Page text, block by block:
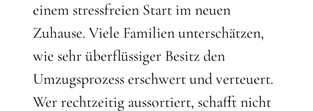
einem stressfreien Start im neuen
Zuhause. Viele Familien unterschätzen,
wie sehr überflüssiger Besitz den
Umzugsprozess erschwert und verteuert.
Wer rechtzeitig aussortiert, schafft nicht